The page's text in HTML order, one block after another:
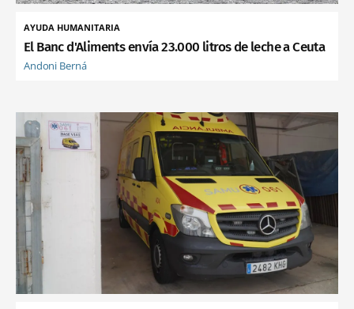
AYUDA HUMANITARIA
El Banc d'Aliments envía 23.000 litros de leche a Ceuta
Andoni Berná